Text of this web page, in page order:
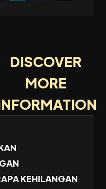
DISCOVER
MORE
KEHILANGAN